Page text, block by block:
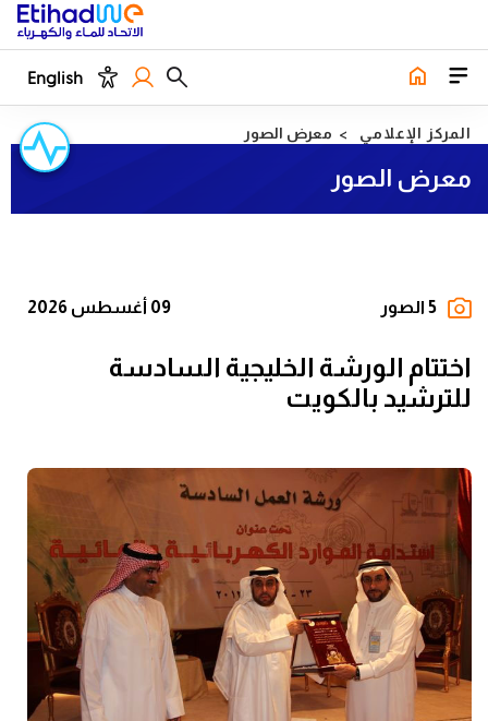
English
المركز الإعلامي معرض الصور
معرض الصور
5 الصور 09 أغسطس 2026
اختتام الورشة الخليجية السادسة
للترشيد بالكويت